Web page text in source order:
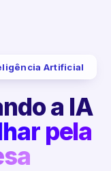
Artificial
a IA
pela